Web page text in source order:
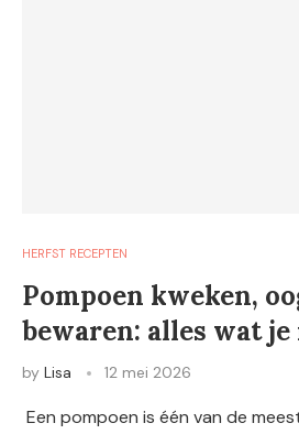
HERFST RECEPTEN
Pompoen kweken,
bewaren: alles wat
by Lisa 12 mei 2026
Een pompoen is één van de